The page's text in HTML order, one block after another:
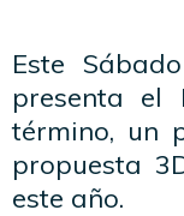
Este
presenta el
término, un
propuesta
este año.